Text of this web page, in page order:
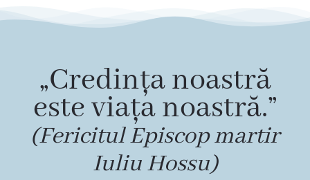
„Credința noastră
este viața noastră.”
(Fericitul Episcop martir
Iuliu Hossu)